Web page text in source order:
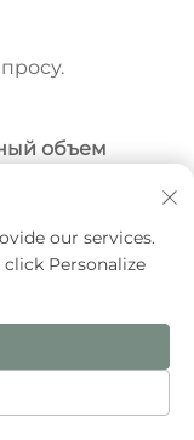
объем
один
our services.
Personalize